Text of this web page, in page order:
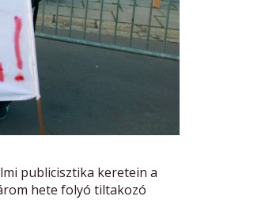
publicisztika keretein a
hete folyó tiltakozó